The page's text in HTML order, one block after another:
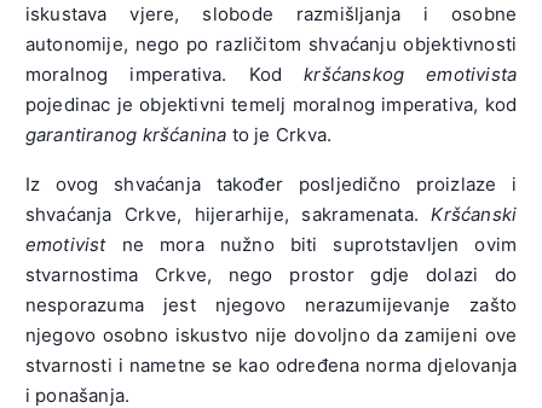
iskustava vjere, slobode razmišljanja i osobne
autonomije, nego po različitom shvaćanju objektivnosti
moralnog imperativa. Kodkršćanskog emotivista
pojedinac je objektivni temelj moralnog imperativa, kod
garantiranog kršćanina to je Crkva.
Iz ovog shvaćanja također posljedično proizlaze i
shvaćanja Crkve, hijerarhije, sakramenata.Kršćanski
emotivistne mora nužno biti suprotstavljen ovim
stvarnostima Crkve, nego prostor gdje dolazi do
nesporazuma jest njegovo nerazumijevanje zašto
njegovo osobno iskustvo nije dovoljno da zamijeni ove
stvarnosti i nametne se kao određena norma djelovanja
i ponašanja.